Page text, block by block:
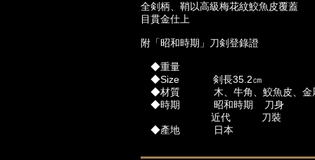
全剣柄、鞘以高級梅花紋鮫魚皮覆蓋
目貫金仕上
附「昭和時期」刀剣登錄證
◆重量
◆Size 剣長35.2㎝
◆材質 木、牛角、鮫魚皮、金
◆時期 昭和時期 刀身
近代 刀裝
◆產地 日本